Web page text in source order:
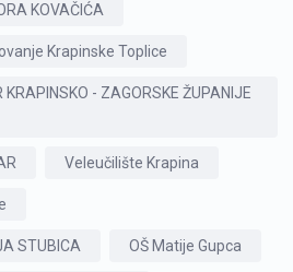
KOVAČIĆA
Krapinske Toplice
KRAPINSKO - ZAGORSKE ŽUPANIJE
Veleučilište Krapina
STUBICA OŠ Matije Gupca